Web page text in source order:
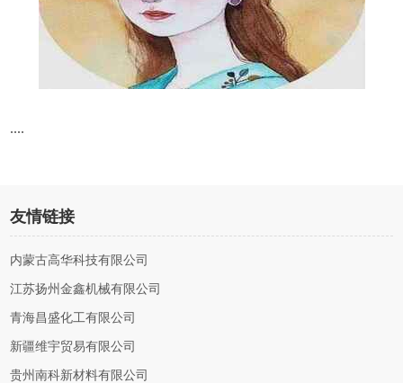
....
友情链接
内蒙古高华科技有限公司
江苏扬州金鑫机械有限公司
青海昌盛化工有限公司
新疆维宇贸易有限公司
贵州南科新材料有限公司